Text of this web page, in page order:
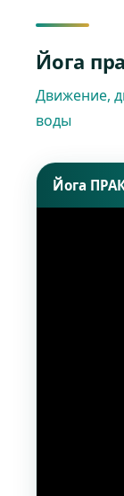
Йога
Движение,
воды
Йога